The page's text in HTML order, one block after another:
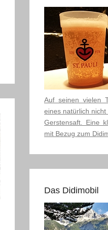
Auf seinen vielen
eines natürlich
Gerstensaft. Eine
mit Bezug zum
Das Didimobil